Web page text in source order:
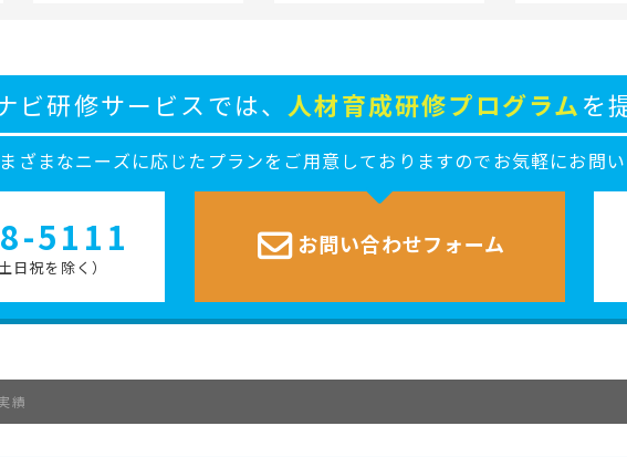
ビ研修サービスでは、 人材育成研修プログラムを
ざまなニーズに応じたプランをご用意しておりますのでお気軽にお問
5111
日祝を除く）
お問い合わせフォーム
績